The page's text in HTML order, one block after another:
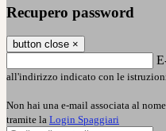
Recupero password
button close ×
all'indirizzo indicato con le
Non hai una e-mail associata al
tramite la Login Spaggiari